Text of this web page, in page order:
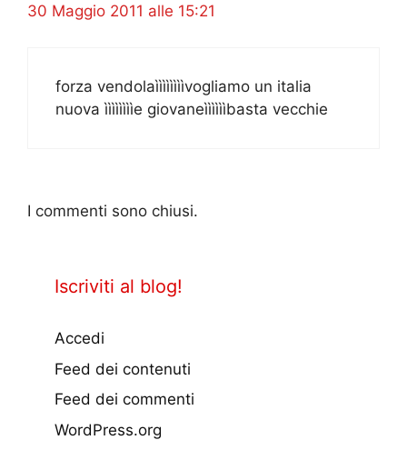
30 Maggio 2011 alle 15:21
forza vendolaììììììììvogliamo un italia
nuova ììììììììe giovaneììììììbasta vecchie
I commenti sono chiusi.
Iscriviti al blog!
Accedi
Feed dei contenuti
Feed dei commenti
WordPress.org